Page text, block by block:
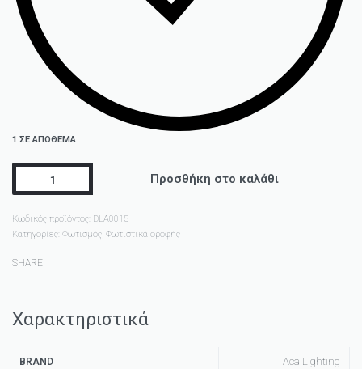
1 ΣΕ ΑΠΌΘΕΜΑ
Προσθήκη στο καλάθι
Κωδικός προϊόντος: DLA0015
Κατηγορίες: Φωτισμός, Φωτιστικά οροφής
SHARE
Χαρακτηριστικά
BRAND Aca Lighting